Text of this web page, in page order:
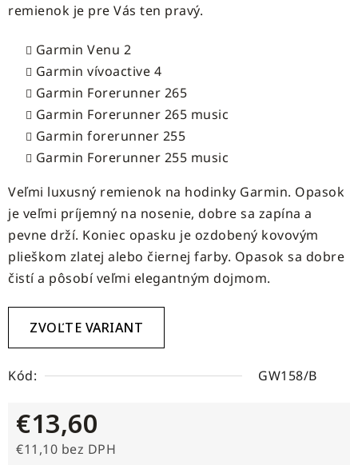
remienok je pre Vás ten pravý.
Garmin Venu 2
Garmin vívoactive 4
Garmin Forerunner 265
Garmin Forerunner 265 music
Garmin forerunner 255
Garmin Forerunner 255 music
Veľmi luxusný remienok na hodinky Garmin. Opasok
je veľmi príjemný na nosenie, dobre sa zapína a
pevne drží. Koniec opasku je ozdobený kovovým
plieškom zlatej alebo čiernej farby. Opasok sa dobre
čistí a pôsobí veľmi elegantným dojmom.
ZVOĽTE VARIANT
Kód: GW158/B
€13,60
€11,10 bez DPH